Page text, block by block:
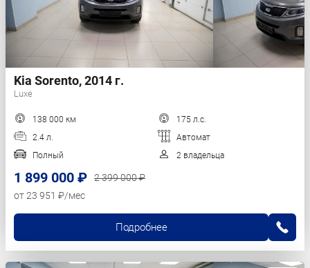
Kia Sorento, 2014 г.
Luxe
138 000 км
175 л.с.
2.4 л.
Автомат
Полный
2 владельца
1 899 000 ₽
2 399 000 ₽
от 23 951 ₽/мес
Подробнее